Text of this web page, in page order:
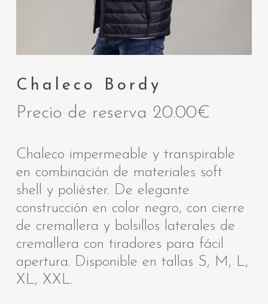
Chaleco Bordy
Precio de reserva 20.00€
Chaleco impermeable y transpirable
en combinación de materiales soft
shell y poliéster. De elegante
construcción en color negro, con cierre
de cremallera y bolsillos laterales de
cremallera con tiradores para fácil
apertura. Disponible en tallas S, M, L,
XL, XXL.